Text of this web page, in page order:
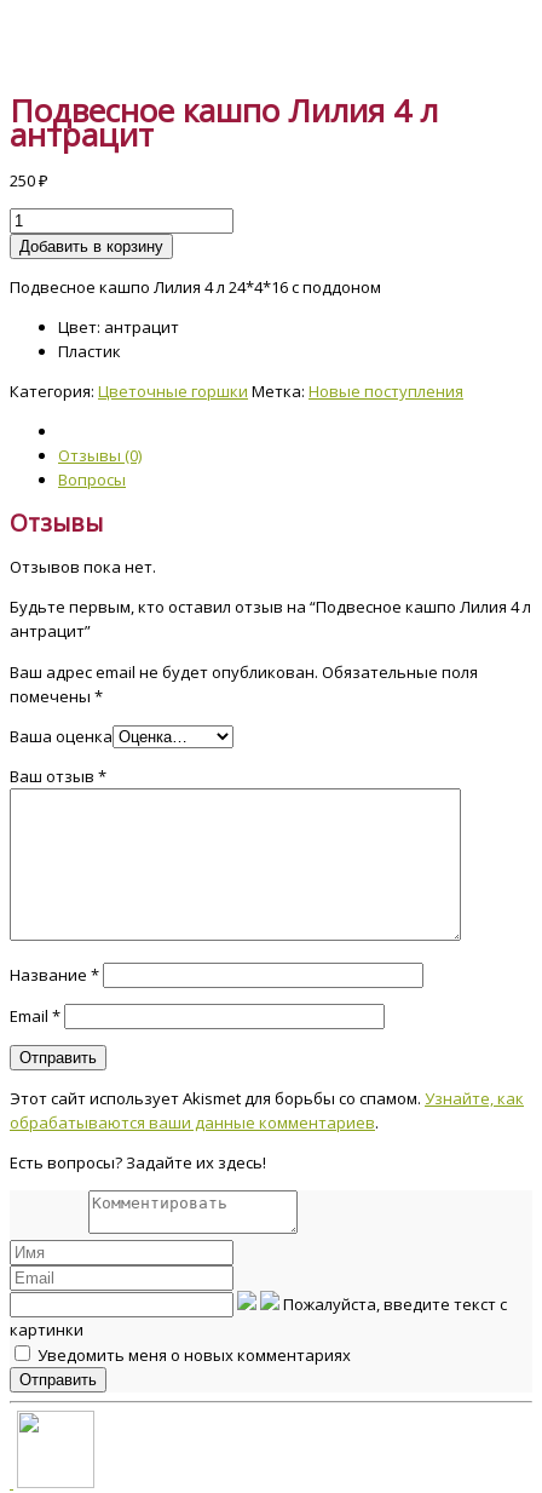
Подвесное кашпо Лилия 4 л
антрацит
250₽
Добавить в корзину
Подвесное кашпо Лилия 4 л 24*4*16 с поддоном
Цвет: антрацит
Пластик
Категория: Цветочные горшки Метка: Новые поступления
Отзывы (0)
Вопросы
Отзывы
Отзывов пока нет.
Будьте первым, кто оставил отзыв на “Подвесное кашпо Лилия 4 л
антрацит”
Ваш адрес email не будет опубликован. Обязательные поля
помечены *
Ваша оценка
Ваш отзыв *
Название *
Email *
Этот сайт использует Akismet для борьбы со спамом. Узнайте, как
обрабатываются ваши данные комментариев.
Есть вопросы? Задайте их здесь!
Пожалуйста, введите текст с
картинки
Уведомить меня о новых комментариях